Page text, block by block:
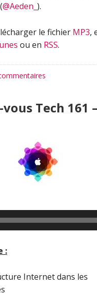
@Aeden_ ).
le fichier MP3,
ou en RSS.
Tech 161 –
:
Internet dans les